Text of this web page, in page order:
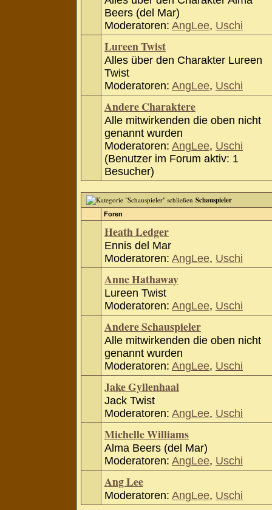
Beers (del Mar)
Moderatoren: AngLee, Uschi
Lureen Twist
Alles über den Charakter Lureen
Twist
Moderatoren: AngLee, Uschi
Andere Charaktere
Alle mitwirkenden die oben nicht
genannt wurden
Moderatoren: AngLee, Uschi
(Benutzer im Forum aktiv: 1
Besucher)
Schauspieler
Foren
Heath Ledger
Ennis del Mar
Moderatoren: AngLee, Uschi
Anne Hathaway
Lureen Twist
Moderatoren: AngLee, Uschi
Andere Schauspieler
Alle mitwirkenden die oben nicht
genannt wurden
Moderatoren: AngLee, Uschi
Jake Gyllenhaal
Jack Twist
Moderatoren: AngLee, Uschi
Michelle Williams
Alma Beers (del Mar)
Moderatoren: AngLee, Uschi
Ang Lee
Moderatoren: AngLee, Uschi